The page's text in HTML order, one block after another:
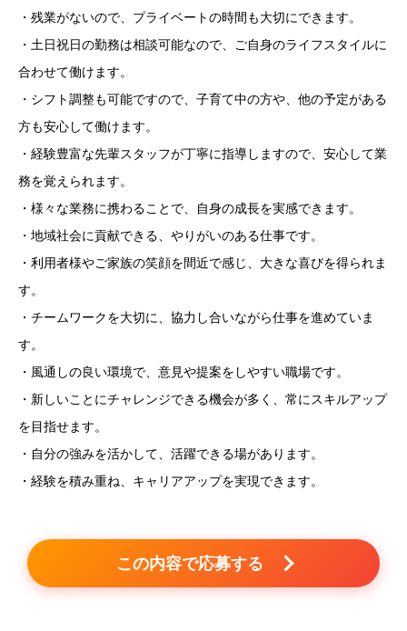
・残業がないので、プライベートの時間も大切にできます。
・土日祝日の勤務は相談可能なので、ご自身のライフスタイルに
合わせて働けます。
・シフト調整も可能ですので、子育て中の方や、他の予定がある
方も安心して働けます。
・経験豊富な先輩スタッフが丁寧に指導しますので、安心して業
務を覚えられます。
・様々な業務に携わることで、自身の成長を実感できます。
・地域社会に貢献できる、やりがいのある仕事です。
・利用者様やご家族の笑顔を間近で感じ、大きな喜びを得られま
す。
・チームワークを大切に、協力し合いながら仕事を進めていま
す。
・風通しの良い環境で、意見や提案をしやすい職場です。
・新しいことにチャレンジできる機会が多く、常にスキルアップ
を目指せます。
・自分の強みを活かして、活躍できる場があります。
・経験を積み重ね、キャリアアップを実現できます。
この内容で応募する